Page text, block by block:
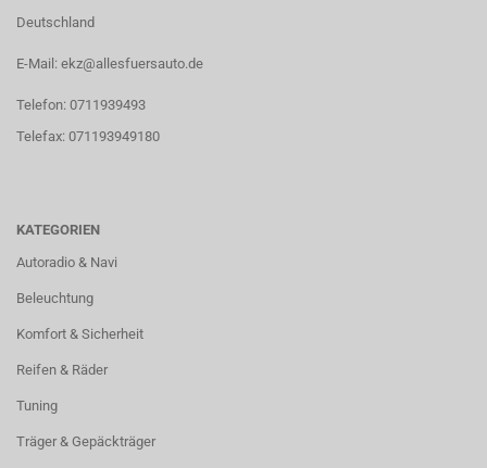
Deutschland
E-Mail: ekz@allesfuersauto.de
Telefon: 0711939493
Telefax: 071193949180
KATEGORIEN
Autoradio & Navi
Beleuchtung
Komfort & Sicherheit
Reifen & Räder
Tuning
Träger & Gepäckträger